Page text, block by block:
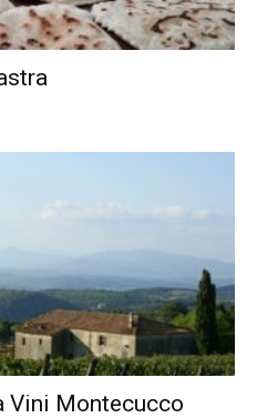
Vini Montecucco